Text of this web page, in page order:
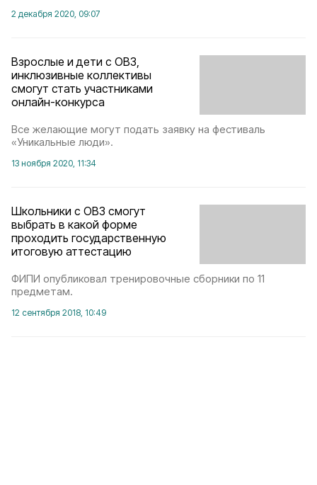
2 декабря 2020, 09:07
Взрослые и дети с ОВЗ,
инклюзивные коллективы
смогут стать участниками
онлайн-конкурса
Все желающие могут подать заявку на фестиваль
«Уникальные люди».
13 ноября 2020, 11:34
Школьники с ОВЗ смогут
выбрать в какой форме
проходить государственную
итоговую аттестацию
ФИПИ опубликовал тренировочные сборники по 11
предметам.
12 сентября 2018, 10:49